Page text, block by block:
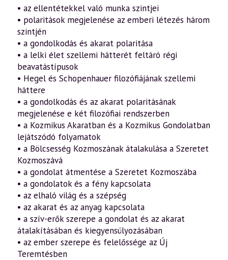
Szellemtudományos
antropológia
(2015.02.27.)
mennyiség
• az ellentétekkel való munka szintjei
• polaritások megjelenése az emberi létezés három
szintjén
• a gondolkodás és akarat polaritása
• a lelki élet szellemi hátterét feltáró régi
beavatástípusok
• Hegel és Schopenhauer filozófiájának szellemi
háttere
• a gondolkodás és az akarat polaritásának
megjelenése e két filozófiai rendszerben
• a Kozmikus Akaratban és a Kozmikus Gondolatban
lejátszódó folyamatok
• a Bölcsesség Kozmoszának átalakulása a Szeretet
Kozmoszává
• a gondolat átmentése a Szeretet Kozmoszába
• a gondolatok és a fény kapcsolata
• az elhaló világ és a szépség
• az akarat és az anyag kapcsolata
• a szív-erők szerepe a gondolat és az akarat
átalakításában és kiegyensúlyozásában
• az ember szerepe és felelőssége az Új
Teremtésben